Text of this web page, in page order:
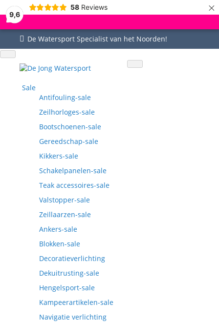
9,6
58 Reviews ×
De Watersport Specialist van het Noorden!
Uitstekende service
Sale
Antifouling-sale
Zeilhorloges-sale
Bootschoenen-sale
Gereedschap-sale
Kikkers-sale
Schakelpanelen-sale
Teak accessoires-sale
Valstopper-sale
Zeillaarzen-sale
Ankers-sale
Blokken-sale
Decoratieverlichting
Dekuitrusting-sale
Hengelsport-sale
Kampeerartikelen-sale
Navigatie verlichting